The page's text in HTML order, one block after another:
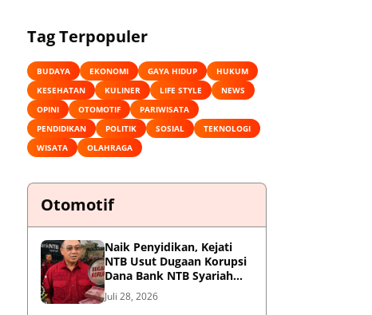
Tag Terpopuler
BUDAYA EKONOMI GAYA HIDUP
HUKUM
KESEHATAN
KULINER LIFE STYLE
NEWS
OPINI
OTOMOTIF
PARIWISATA
PENDIDIKAN
POLITIK SOSIAL
TEKNOLOGI
WISATA
OLAHRAGA
Otomotif
Naik Penyidikan, Kejati
NTB Usut Dugaan Korupsi
Dana Bank NTB Syariah
untuk MXGP 2023
Juli 28, 2026